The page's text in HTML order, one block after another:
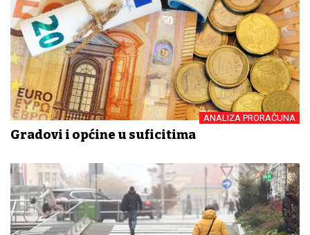
ANALIZA PRORAČUNA
Gradovi i općine u suficitima